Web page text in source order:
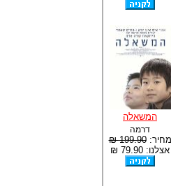
המשאלה
דרמה
מחיר:199.90 ₪
אצלנו: 79.90 ₪